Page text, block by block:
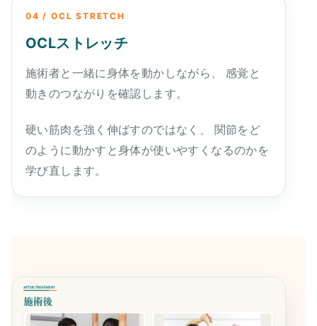
04 / OCL STRETCH
OCLストレッチ
施術者と一緒に身体を動かしながら、 感覚と
動きのつながりを確認します。
硬い筋肉を強く伸ばすのではなく、 関節をど
のように動かすと身体が使いやすくなるのかを
学び直します。